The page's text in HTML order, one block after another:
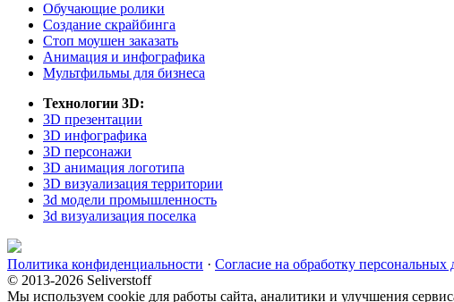
Обучающие ролики
Создание скрайбинга
Стоп моушен заказать
Анимация и инфографика
Мультфильмы для бизнеса
Технологии 3D:
3D презентации
3D инфографика
3D персонажи
3D анимация логотипа
3D визуализация территории
3d модели промышленность
3d визуализация поселка
Политика конфиденциальности · Согласие на обработку персональных
© 2013-2026 Seliverstoff
Мы используем cookie для работы сайта, аналитики и улучшения